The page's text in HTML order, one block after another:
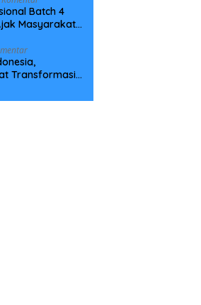
Batch 4
Masyarakat
Transformasi